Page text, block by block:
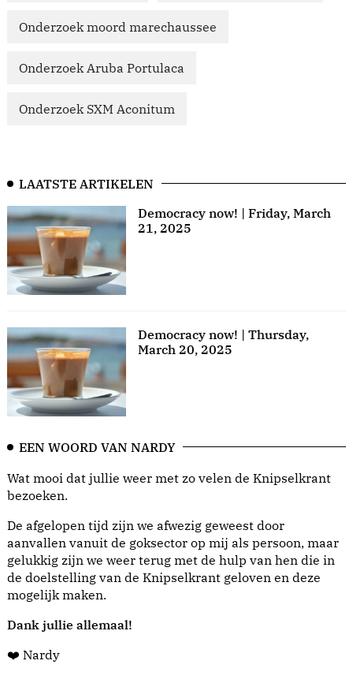
Onderzoek moord marechaussee
Onderzoek Aruba Portulaca
Onderzoek SXM Aconitum
LAATSTE ARTIKELEN
Democracy now! | Friday, March
21, 2025
Democracy now! | Thursday,
March 20, 2025
EEN WOORD VAN NARDY
Wat mooi dat jullie weer met zo velen de Knipselkrant
bezoeken.
De afgelopen tijd zijn we afwezig geweest door
aanvallen vanuit de goksector op mij als persoon, maar
gelukkig zijn we weer terug met de hulp van hen die in
de doelstelling van de Knipselkrant geloven en deze
mogelijk maken.
Dank jullie allemaal!
❤️ Nardy